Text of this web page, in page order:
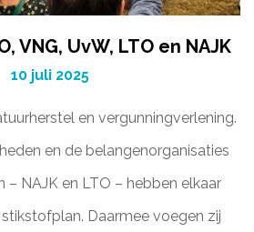
VNG, UvW, LTO en NAJK
10 juli 2025
en vergunningverlening.
en de belangenorganisaties
– NAJK en LTO – hebben elkaar
Daarmee voegen zij